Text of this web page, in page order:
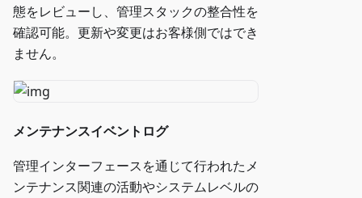
態をレビューし、管理スタックの整合性を
確認可能。更新や変更はお客様側ではでき
ません。
メンテナンスイベントログ
管理インターフェースを通じて行われたメ
ンテナンス関連の活動やシステムレベルの